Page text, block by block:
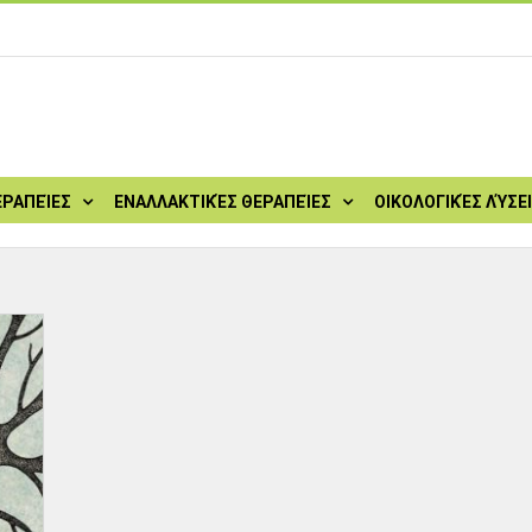
ΕΝΑΛΛΑΚΤΙΚΈΣ ΘΕΡΑΠΕΊΕΣ ΟΙΚΟΛΟΓΙΚΈΣ